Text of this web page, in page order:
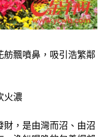
舫飄噴鼻，吸引浩繁鄰
火濃
財，是由灣而沼、由沼